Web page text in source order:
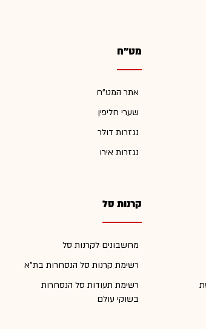
מט"ח
אתר המט"ח
שערי חליפין
נגזרות דולר
נגזרות אירו
קרנות סל
מחשבונים לקרנות סל
רשימת קרנות סל הנסחרות בת"א
רשימת תעודות סל הנסחרות
בשוקי עולם